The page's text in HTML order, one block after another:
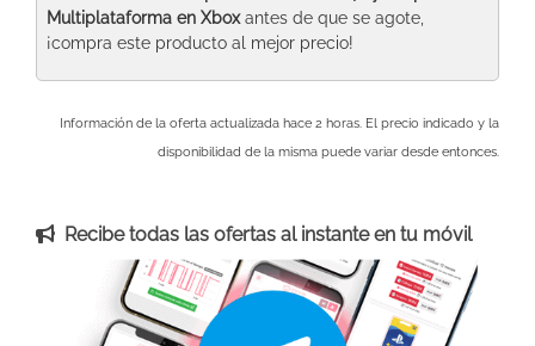
Multiplataforma en Xboxantes de que se agote,
¡compra este producto al mejor precio!
Información de la oferta actualizada hace 2 horas. El precio indicado y la
disponibilidad de la misma puede variar desde entonces.
Recibe todas las ofertas al instante en tu móvil